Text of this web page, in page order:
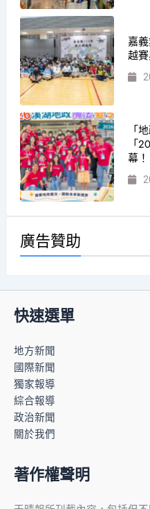
嘉
越
「
「
幕！
廣告贊助
快速選單
地方新聞
國際新聞
獨家報導
綜合報導
政治新聞
關於我們
著作權聲明